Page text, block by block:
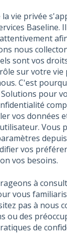
vie privée
Baseline.
nous
sont vos
sur votre vie
C'est
pour
vos données
Vous
vos
vos besoins.
à
vous
pas à nous
ou des
de